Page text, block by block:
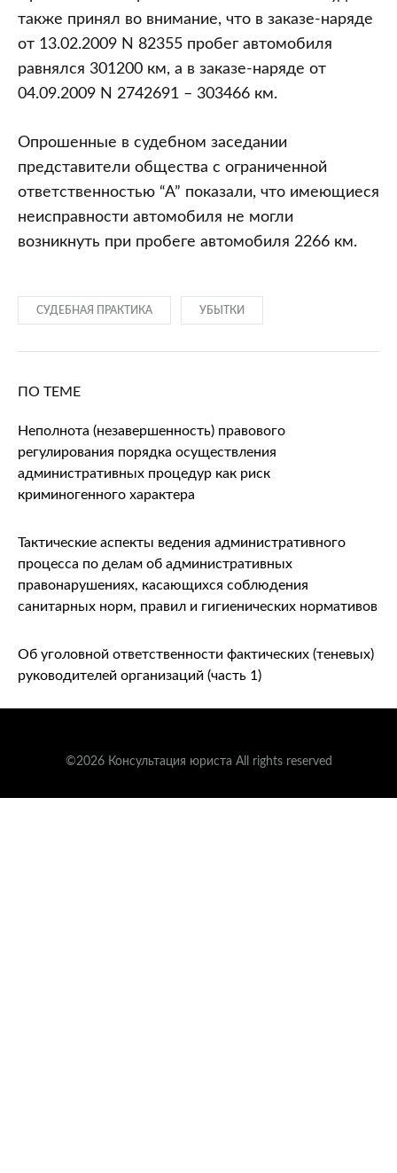
также принял во внимание, что в заказе-наряде
от 13.02.2009 N 82355 пробег автомобиля
равнялся 301200 км, а в заказе-наряде от
04.09.2009 N 2742691 – 303466 км.
Опрошенные в судебном заседании
представители общества с ограниченной
ответственностью “А” показали, что имеющиеся
неисправности автомобиля не могли
возникнуть при пробеге автомобиля 2266 км.
СУДЕБНАЯ ПРАКТИКА УБЫТКИ
ПО ТЕМЕ
Неполнота (незавершенность) правового
регулирования порядка осуществления
административных процедур как риск
криминогенного характера
Тактические аспекты ведения административного
процесса по делам об административных
правонарушениях, касающихся соблюдения
санитарных норм, правил и гигиенических нормативов
Об уголовной ответственности фактических (теневых)
руководителей организаций (часть 1)
©2026 Консультация юриста All rights reserved